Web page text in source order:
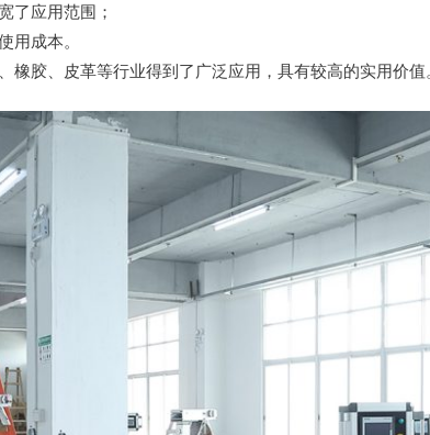
了应用范围；
用成本。
橡胶、皮革等行业得到了广泛应用，具有较高的实用价值